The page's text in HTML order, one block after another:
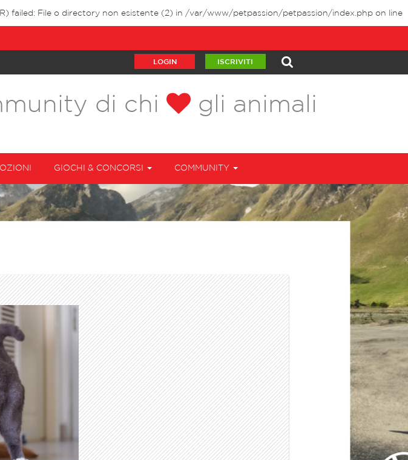
failed: File o directory non esistente (2) in /var/www/petpassion/petpassion/index.php on line
LOGIN ISCRIVITI
di chi gli animali
GIOCHI & CONCORSI COMMUNITY